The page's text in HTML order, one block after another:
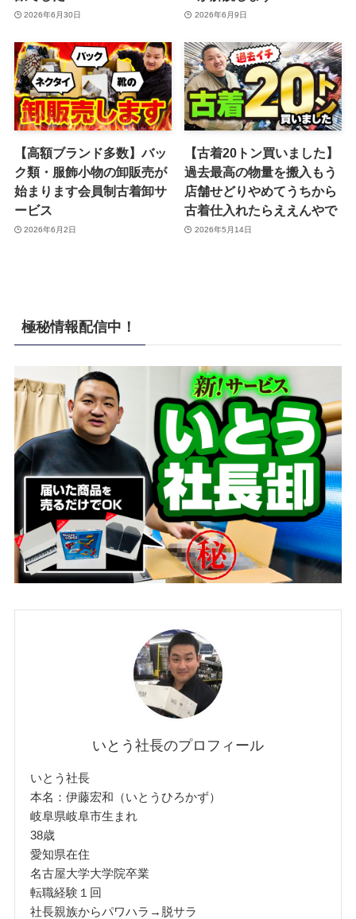
2026年6月30日 2026年6月9日
【高額ブランド多数】バッ
ク類・服飾小物の卸販売が
始まります会員制古着卸サ
ービス
2026年6月2日
【古着20トン買いました】
過去最高の物量を搬入もう
店舗せどりやめてうちから
古着仕入れたらええんやで
2026年5月14日
極秘情報配信中！
いとう社長のプロフィール
いとう社長
本名：伊藤宏和（いとうひろかず）
岐阜県岐阜市生まれ
38歳
愛知県在住
名古屋大学大学院卒業
転職経験１回
社長親族からパワハラ→脱サラ